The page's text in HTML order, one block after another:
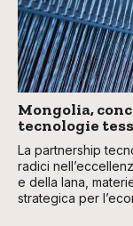
Mongolia,
tecnologie
La partnership
radici
e della lana,
strategica per